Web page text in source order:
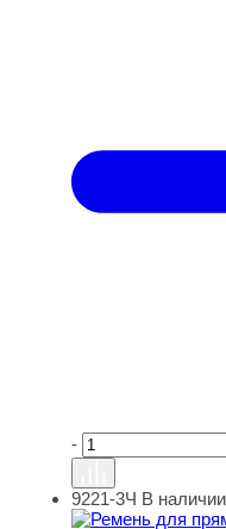
-
Ремень для
9221-3Ч В наличии